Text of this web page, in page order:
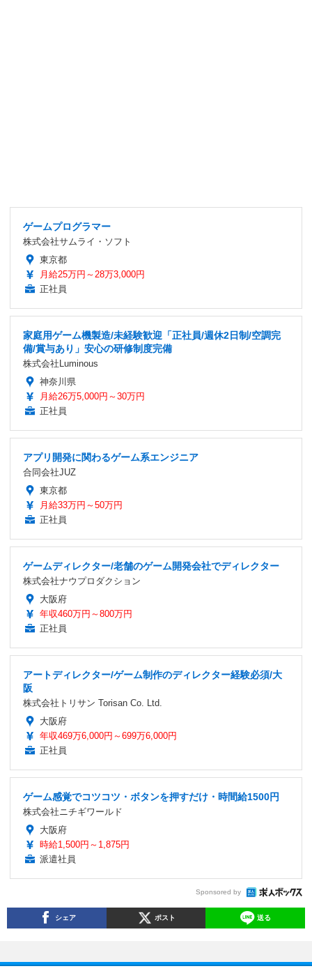
ゲームプログラマー
株式会社サムライ・ソフト
東京都
月給25万円～28万3,000円
正社員
家庭用ゲーム機製造/未経験歓迎「正社員/週休2日制/空調完
備/賞与あり」安心の研修制度完備
株式会社Luminous
神奈川県
月給26万5,000円～30万円
正社員
アプリ開発に関わるゲーム系エンジニア
合同会社JUZ
東京都
月給33万円～50万円
正社員
ゲームディレクター/老舗のゲーム開発会社でディレクター
株式会社ナウプロダクション
大阪府
年収460万円～800万円
正社員
アートディレクター/ゲーム制作のディレクター経験必須/大
阪
株式会社トリサン Torisan Co. Ltd.
大阪府
年収469万6,000円～699万6,000円
正社員
ゲーム感覚でコツコツ・ボタンを押すだけ・時間給1500円
株式会社ニチギワールド
大阪府
時給1,500円～1,875円
派遣社員
Sponsored by
シェア ポスト 送る